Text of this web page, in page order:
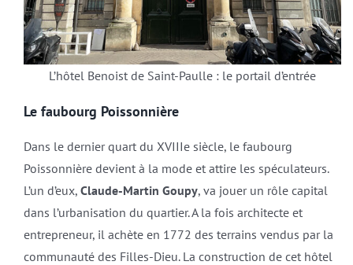
L’hôtel Benoist de Saint-Paulle : le portail d’entrée
Le faubourg Poissonnière
Dans le dernier quart du XVIIIe siècle, le faubourg
Poissonnière devient à la mode et attire les spéculateurs.
L’un d’eux, Claude-Martin Goupy, va jouer un rôle capital
dans l’urbanisation du quartier. A la fois architecte et
entrepreneur, il achète en 1772 des terrains vendus par la
communauté des Filles-Dieu. La construction de cet hôtel